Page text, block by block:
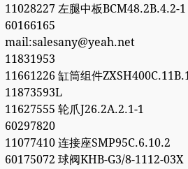
11028227 左腿中板BCM48.2B.4.2-1
60166165
mail:salesany@yeah.net
11831953
11661226 缸筒组件
11873593L
11627555 轮爪J26.2A.2.1-1
60297820
11077410 连接座SMP95C.6.10.2
60175072 球阀KHB-G3/8-1112-03X